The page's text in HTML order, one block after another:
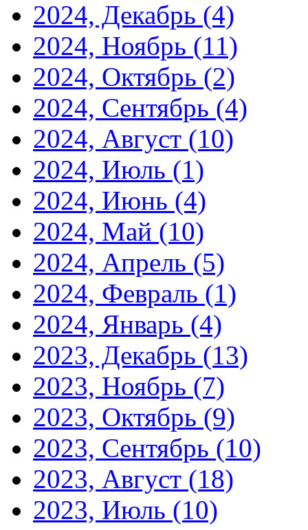
2024, Декабрь (4)
2024, Ноябрь (11)
2024, Октябрь (2)
2024, Сентябрь (4)
2024, Август (10)
2024, Июль (1)
2024, Июнь (4)
2024, Май (10)
2024, Апрель (5)
2024, Февраль (1)
2024, Январь (4)
2023, Декабрь (13)
2023, Ноябрь (7)
2023, Октябрь (9)
2023, Сентябрь (10)
2023, Август (18)
2023, Июль (10)